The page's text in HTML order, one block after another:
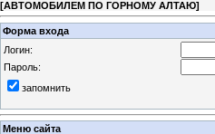
[АВТОМОБИЛЕМ ПО ГОРНОМУ АЛТАЮ]
Форма входа
Логин:
Пароль:
запомнить
Меню сайта